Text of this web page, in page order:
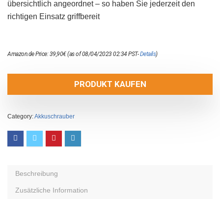
übersichtlich angeordnet – so haben Sie jederzeit den
richtigen Einsatz griffbereit
Amazon.de Price:39,90€(as of 08/04/2023 02:34 PST-Details)
PRODUKT KAUFEN
Category:Akkuschrauber
Beschreibung
Zusätzliche Information